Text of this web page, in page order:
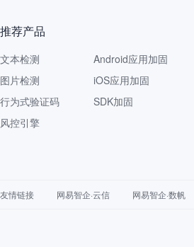
推荐产品
文本检测
图片检测
行为式验证码
风控引擎
Android应用加固
iOS应用加固
SDK加固
友情链接 网易智企·云信 网易智企·数帆